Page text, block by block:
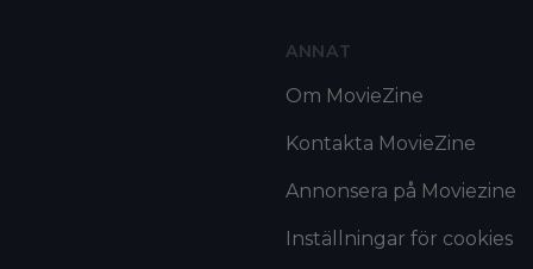
ANNAT
Om MovieZine
Kontakta MovieZine
Annonsera på Moviezine
Inställningar för cookies